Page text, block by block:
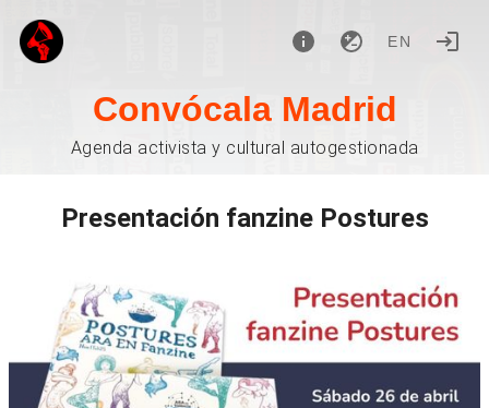
EN
Convócala Madrid
Agenda activista y cultural autogestionada
Presentación fanzine Postures